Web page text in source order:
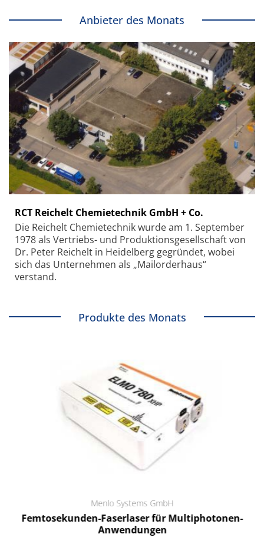
Anbieter des Monats
RCT Reichelt Chemietechnik GmbH + Co.
Die Reichelt Chemietechnik wurde am 1. September
1978 als Vertriebs- und Produktionsgesellschaft von
Dr. Peter Reichelt in Heidelberg gegründet, wobei
sich das Unternehmen als „Mailorderhaus“
verstand.
Produkte des Monats
Menlo Systems GmbH
Femtosekunden-Faserlaser für Multiphotonen-
Anwendungen